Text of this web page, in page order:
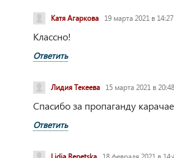
Катя Агаркова 19 марта 2021 в 14:27
Классно!
Ответить
Лидия Текеева 15 марта 2021 в 20:48
Спасибо за пропаганду
Ответить